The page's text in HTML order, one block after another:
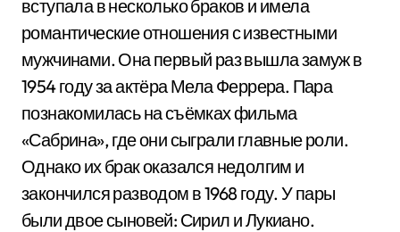
вступала в несколько браков и имела
романтические отношения с известными
мужчинами. Она первый раз вышла замуж в
1954 году за актёра Мела Феррера. Пара
познакомилась на съёмках фильма
«Сабрина», где они сыграли главные роли.
Однако их брак оказался недолгим и
закончился разводом в 1968 году. У пары
были двое сыновей: Сирил и Лукиано.